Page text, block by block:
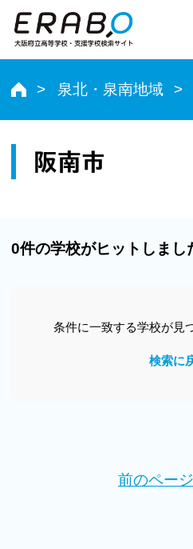
文字サイズ
小 中
泉北・泉南地域
阪南市
0件の学校がヒットしまし
条件に一致する学校が見
検索に
前のペー